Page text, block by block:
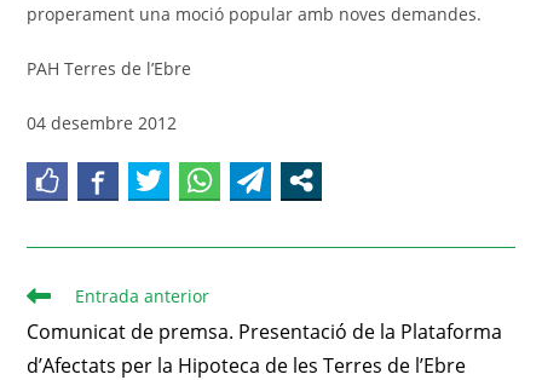
properament una moció popular amb noves demandes.
PAH Terres de l’Ebre
04 desembre 2012
Entrada anterior
Comunicat de premsa. Presentació de la Plataforma
d’Afectats per la Hipoteca de les Terres de l’Ebre